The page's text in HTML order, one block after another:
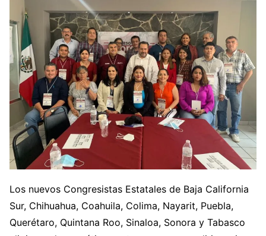
Los nuevos Congresistas Estatales de Baja California
Sur, Chihuahua, Coahuila, Colima, Nayarit, Puebla,
Querétaro, Quintana Roo, Sinaloa, Sonora y Tabasco